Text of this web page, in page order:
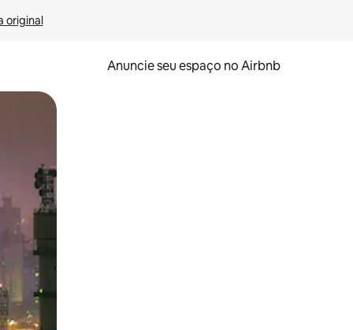
original
Anuncie seu espaço no Airbnb